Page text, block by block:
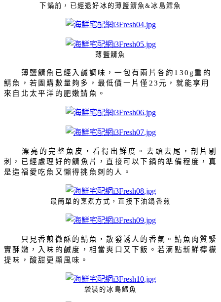
下鍋前，已經退好冰的薄鹽鯖魚&冰島鱈魚
薄鹽鯖魚
薄鹽鯖魚已經入鹹調味，一包有兩片各約 130g重的
鯖魚，若團購數量夠多，最低價一片僅 23元，就能享用
來自北太平洋的肥嫩鯖魚。
漂亮的完整魚皮，看得出鮮度。去頭去尾，剖片剔
刺，已經處理好的鯖魚片，直接可以下鍋的準備程度，真
是造福愛吃魚又懶得挑魚刺的人。
最簡單的烹煮方式，直接下油鍋香煎
只見香煎微酥的鯖魚，散發誘人的香氣。鯖魚肉質緊
實酥嫩，入味的鹹度，相當爽口又下飯。若滴點新鮮檸檬
提味，酸甜更顯風味。
袋裝的冰島鱈魚